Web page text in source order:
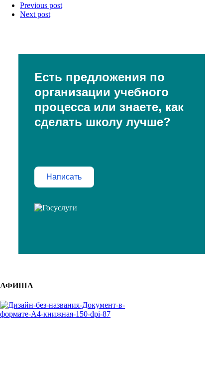
Previous post
Next post
Есть предложения по
организации учебного
процесса или знаете, как
сделать школу лучше?
Написать
АФИША